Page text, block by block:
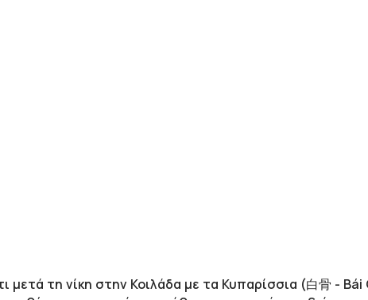
μετά τη νίκη στην Κοιλάδα με τα Κυπαρίσσια (白骨 -